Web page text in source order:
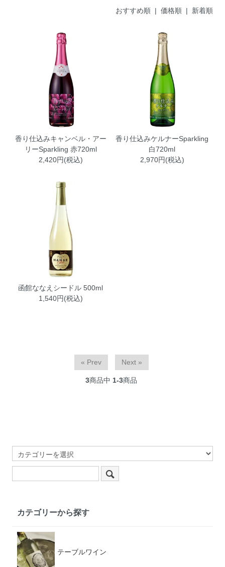
おすすめ順 | 価格順| 新着順
香り仕込みキャンベル・アー
リーSparkling 赤720ml
2,420円(税込)
香り仕込みケルナーSparkling
白720ml
2,970円(税込)
函館ななえシードル 500ml
1,540円(税込)
« Prev Next »
3商品中 1-3商品
カテゴリーから探す
テーブルワイン